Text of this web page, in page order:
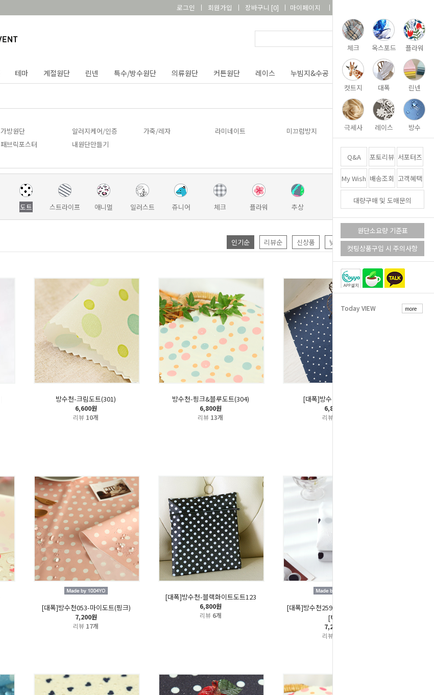
체크 옥스포드 플라워
컷트지 대폭 린넨
극세사 레이스 방수
Q&A 포토리뷰 서포터즈
My Wish 배송조회 고객혜택
대량구매 및 도매문의
원단소요량 기준표
컷팅상품구입 시 주의사항
Today VIEW more
로그인 회원가입 장바구니 [0] 마이페이지
테마 계절원단 린넨 특수/방수원단 의류원단 커튼원단 레이스 누빔지&수공 DIY&패키지 부자재
가방원단 알러지케어/인증 가죽/레자 라미네이트
미끄럼방지
패브릭포스터 내원단만들기
도트 스트라이프 애니멀 일러스트 쥬니어 체크 플라워 추상
인기순 리뷰순 신상품 낮은가격 높은가격
방수천-크림도트(301)
6,600원
리뷰 10개
방수천-핑크&블루도트(304)
6,800원
리뷰 13개
[대폭]방수천-첫눈(344)
6,800원
리뷰
[대폭]방수천053-마이도트(핑크)
7,200원
리뷰 17개
[대폭]방수천-블랙화이트도트123
6,800원
리뷰 6개
[대폭]방수천259_260-릴리도트2종
[택1]
7,200원
리뷰